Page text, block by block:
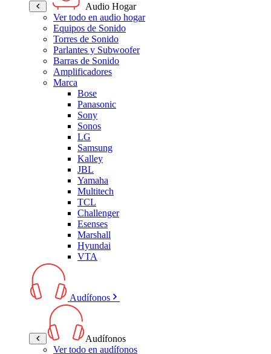
Audio Hogar
Ver todo en audio hogar
Equipos de Sonido
Torres de Sonido
Parlantes y Subwoofer
Barras de Sonido
Amplificadores
Marca
Bose
Panasonic
Sony
Sonos
LG
Samsung
Kalley
JBL
Yamaha
Multitech
TCL
Challenger
Esenses
Marshall
Hyundai
VTA
Audífonos
Audífonos
Ver todo en audífonos